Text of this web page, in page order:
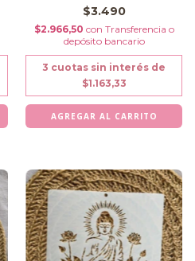
$3.490
$2.966,50 con Transferencia o
depósito bancario
3 cuotas sin interés de
$1.163,33